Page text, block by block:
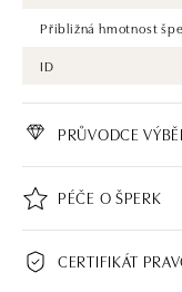
Přibližná hmotnost
ID
PRŮVODCE
PÉČE O ŠPERK
CERTIFIKÁT